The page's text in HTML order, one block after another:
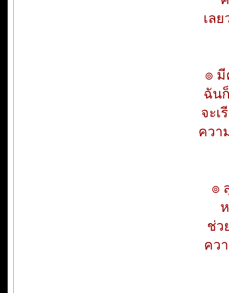
เล
๏ มี
ฉัน
จะเ
ควา
๏
ช่ว
คว